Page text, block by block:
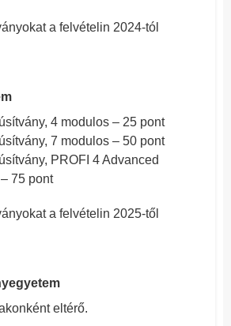
a felvételin 2024-tól
4 modulos – 25 pont
7 modulos – 50 pont
PROFI 4 Advanced
75 pont
a felvételin 2025-től
eltérő.